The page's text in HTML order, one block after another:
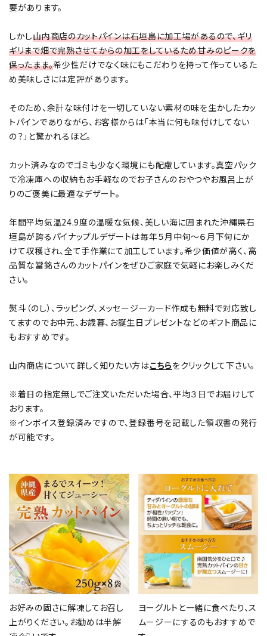
要があります。
しかし山内商店のカットパインは石垣島に加工場があるので、ギリ
ギリまで畑で完熟させてからの加工をしているため甘みのピークを
保ったまま。希少性だけでなく味にもこだわりを持って作っているた
め美味しさには定評があります。
そのため、余計な味付けを一切していない素材の味を生かしたカッ
トパインでありながら、お客様からは「本当に何も味付けしてない
の？」と驚かれるほど。
カット済みなのでゴミも少なく環境にも配慮しています。真空パック
で冷凍庫への収納もお手軽なのでお子さんのおやつやお風呂上が
りのご褒美に最適なデザート。
年間平均気温24.9度の温暖な気候、美しい海に囲まれた沖縄県石
垣島が誇るパイナップルデザートは毎年５月中旬～６月下旬にか
けて収穫され、全て手作業にて加工しています。希少価値が高く、高
品質な當銘さんのカットパインをぜひご家庭で気軽にお楽しみくだ
さい。
熨斗（のし）、ラッピング、メッセージーカード作成も無料で対応致し
てますのでお中元、お歳暮、お誕生日プレゼントなどのギフト商品に
もおすすめです。
山内商店について詳しく知りたい方はこちらをクリックして下さい。
※着日の指定無しでご注文いただいた場合、平均３日でお届けして
おります。
※インボイス登録済みですので、登録番号を記載した領収書の発行
が可能です。
お好みの固さに解凍してお召し
上がりください。お勧めは半解
ヨーグルトと一緒に食べたり、ス
ムージーにするのもおすすめで